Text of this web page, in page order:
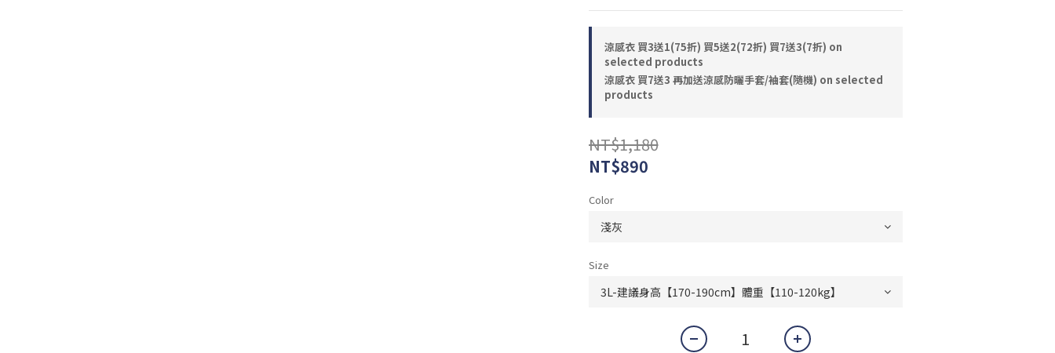
涼感衣 買3送1(75折) 買5送2(72折) 買7送3(7折) on
selected products
涼感衣 買7送3 再加送涼感防曬手套/袖套(隨機) on selected
products
NT$1,180
NT$890
Color
Size